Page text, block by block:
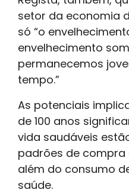
setor da economia
só “o
envelhecimento
permanecemos
tempo.”
As potenciais
de 100 anos
vida saudáveis
padrões de
além do consumo
saúde.